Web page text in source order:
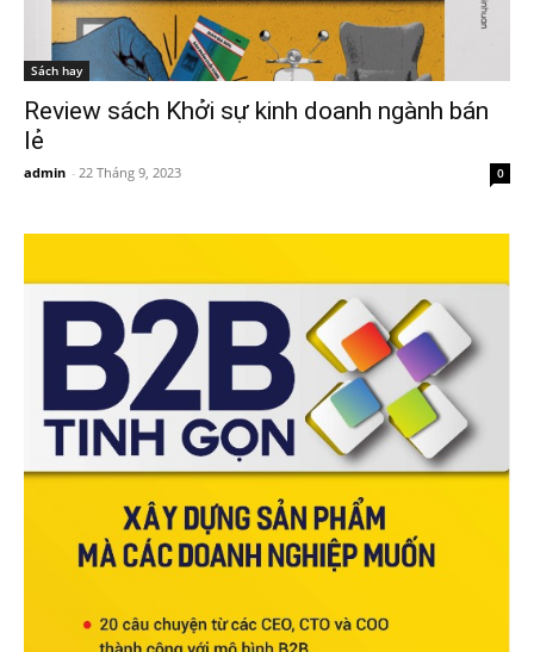
Sách hay
Review sách Khởi sự kinh doanh ngành bán
lẻ
admin - 22 Tháng 9, 2023 0